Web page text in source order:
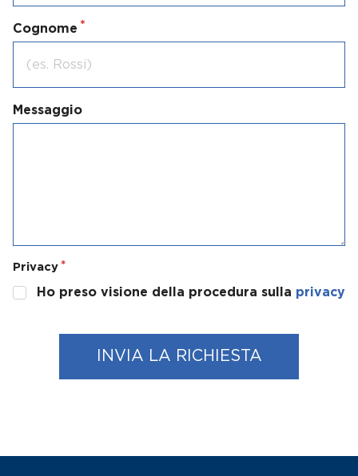
Cognome
Messaggio
Privacy
Ho preso visione della procedura sulla privacy
INVIA LA RICHIESTA